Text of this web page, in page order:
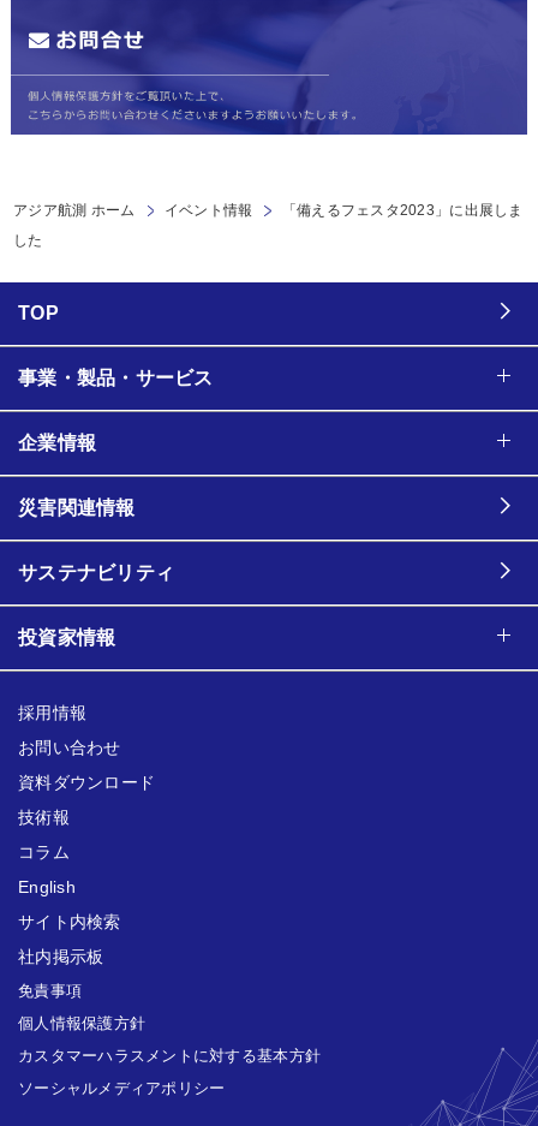
アジア航測 ホーム イベント情報
「備えるフェスタ2023」に出展しま
した
TOP
事業・製品・サービス
企業情報
災害関連情報
サステナビリティ
投資家情報
採用情報
お問い合わせ
資料ダウンロード
技術報
コラム
English
サイト内検索
社内掲示板
免責事項
個人情報保護方針
カスタマーハラスメントに対する基本方針
ソーシャルメディアポリシー